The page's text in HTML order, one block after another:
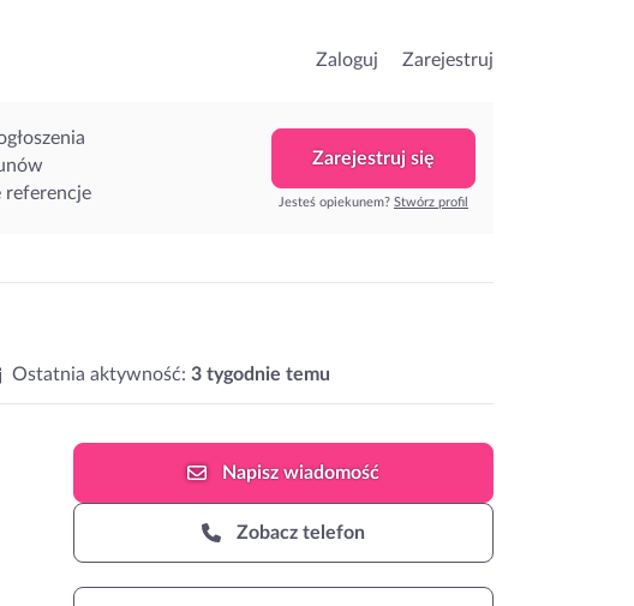
Zaloguj Zarejestruj
referencje
Zarejestruj się
Jesteś opiekunem? Stwórz profil
Ostatnia aktywność: 3 tygodnie temu
Napiszwiadomość
Zobacz telefon